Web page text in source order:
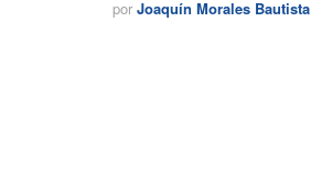
por Joaquín Morales Bautista